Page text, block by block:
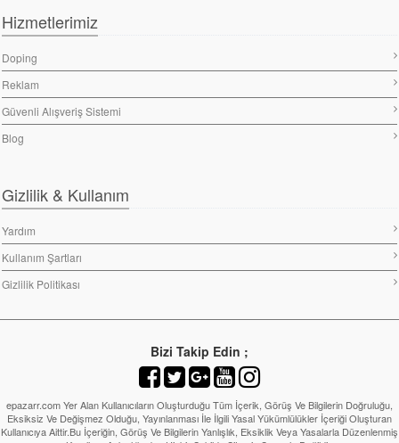
Hizmetlerimiz
Doping
Reklam
Güvenli Alışveriş Sistemi
Blog
Gizlilik & Kullanım
Yardım
Kullanım Şartları
Gizlilik Politikası
Bizi Takip Edin ;
epazarr.com Yer Alan Kullanıcıların Oluşturduğu Tüm İçerik, Görüş Ve Bilgilerin Doğruluğu,
Eksiksiz Ve Değişmez Olduğu, Yayınlanması İle İlgili Yasal Yükümlülükler İçeriği Oluşturan
Kullanıcıya Aittir.Bu İçeriğin, Görüş Ve Bilgilerin Yanlışlık, Eksiklik Veya Yasalarla Düzenlenmiş